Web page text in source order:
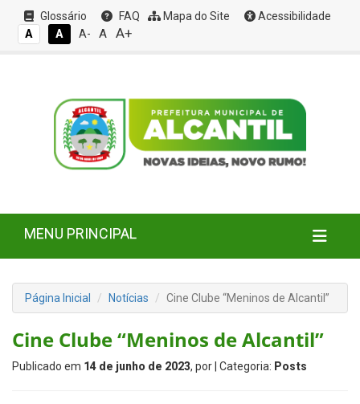
Glossário FAQ Mapa do Site
Acessibilidade
A
A A- A A+
MENU PRINCIPAL
Página Inicial Notícias Cine Clube “Meninos de Alcantil”
Cine Clube “Meninos de Alcantil”
Publicado em 14 de junho de 2023, por | Categoria: Posts